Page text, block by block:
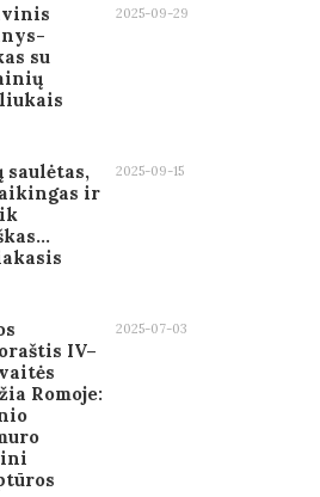
su
2025-09-29
saulėtas,
ir
2025-09-15
IV–
Romoje:
2025-07-03